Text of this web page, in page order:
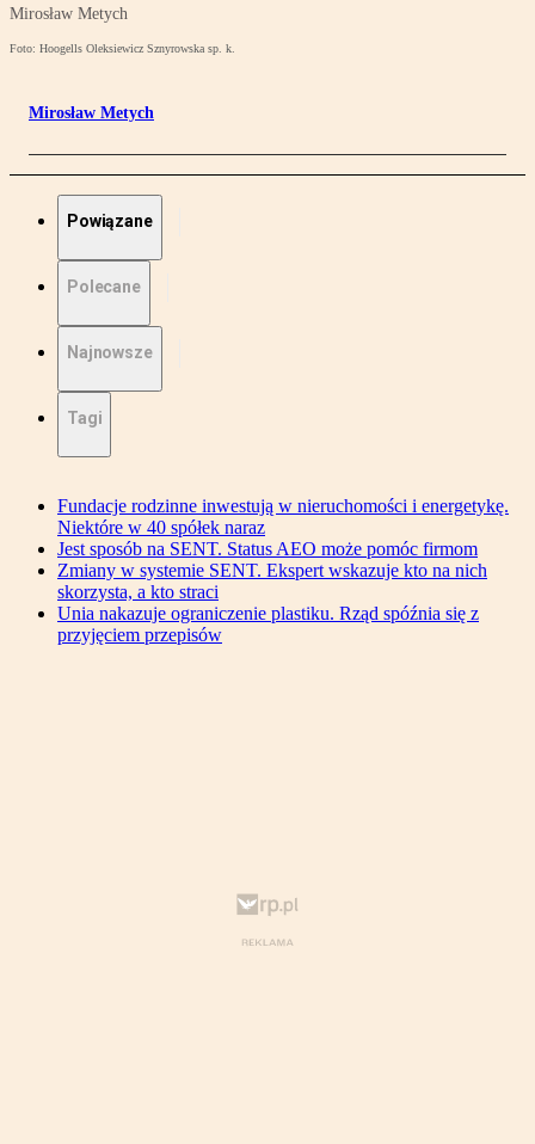
Mirosław Metych
Foto: Hoogells Oleksiewicz Sznyrowska sp. k.
Mirosław Metych
Powiązane
Polecane
Najnowsze
Tagi
Fundacje rodzinne inwestują w nieruchomości i energetykę.
Niektóre w 40 spółek naraz
Jest sposób na SENT. Status AEO może pomóc firmom
Zmiany w systemie SENT. Ekspert wskazuje kto na nich
skorzysta, a kto straci
Unia nakazuje ograniczenie plastiku. Rząd spóźnia się z
przyjęciem przepisów